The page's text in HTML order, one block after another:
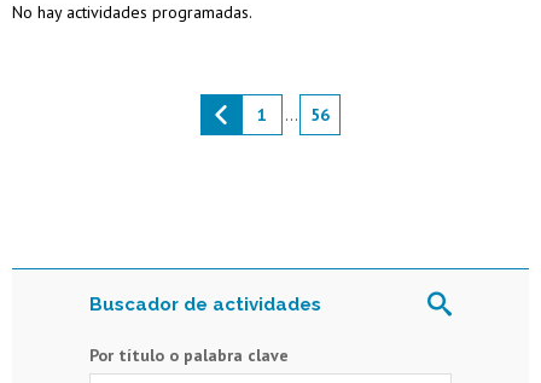
Buscador de actividades
Por título o palabra clave
No hay actividades programadas.
1 ... 56